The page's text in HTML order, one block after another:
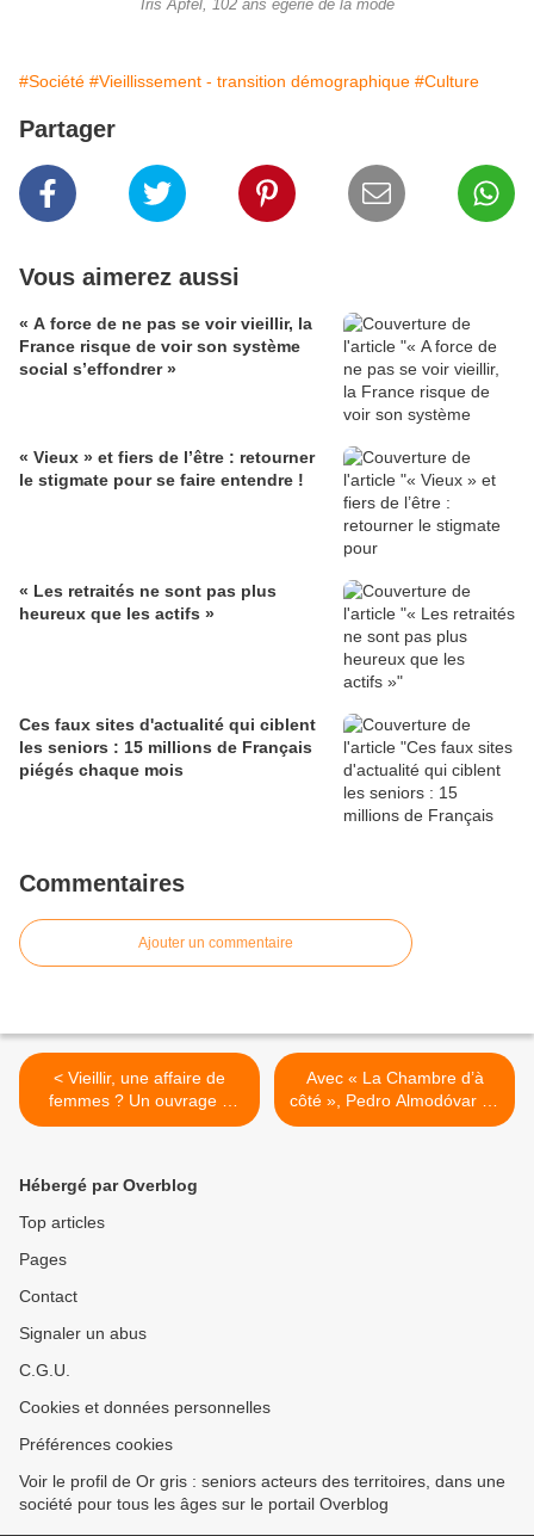
Iris Apfel, 102 ans égérie de la mode
#Société #Vieillissement - transition démographique #Culture
Partager
Vous aimerez aussi
« A force de ne pas se voir vieillir, la
France risque de voir son système
social s’effondrer »
« Vieux » et fiers de l’être : retourner
le stigmate pour se faire entendre !
« Les retraités ne sont pas plus
heureux que les actifs »
Ces faux sites d'actualité qui ciblent
les seniors : 15 millions de Français
piégés chaque mois
Commentaires
Ajouter un commentaire
< Vieillir, une affaire de
femmes ? Un ouvrage à
lire…
Avec « La Chambre d’à
côté », Pedro Almodóvar se
prononce à son tour sur le
Hébergé par Overblog
Top articles
Pages
Contact
Signaler un abus
C.G.U.
Cookies et données personnelles
Préférences cookies
Voir le profil de Or gris : seniors acteurs des territoires, dans une
société pour tous les âges sur le portail Overblog